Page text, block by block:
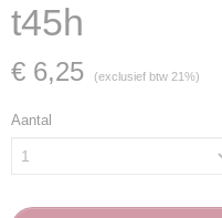
t45h
€ 6,25 (exclusief btw 21%)
Aantal